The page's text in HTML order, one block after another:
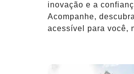
inovação e a
Acompanhe,
acessível para você,